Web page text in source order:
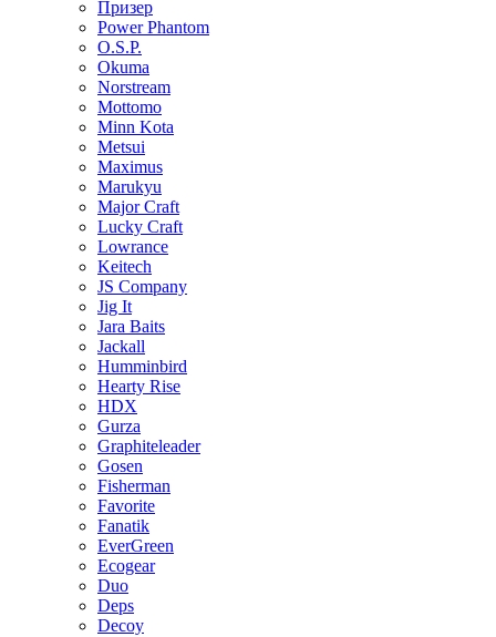
Призер
Power Phantom
O.S.P.
Okuma
Norstream
Mottomo
Minn Kota
Metsui
Maximus
Marukyu
Major Craft
Lucky Craft
Lowrance
Keitech
JS Company
Jig It
Jara Baits
Jackall
Humminbird
Hearty Rise
HDX
Gurza
Graphiteleader
Gosen
Fisherman
Favorite
Fanatik
EverGreen
Ecogear
Duo
Deps
Decoy